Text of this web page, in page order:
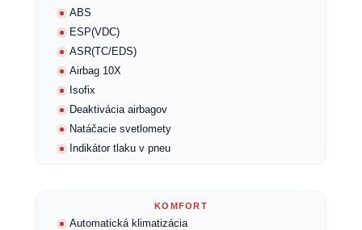
ABS
ESP(VDC)
ASR(TC/EDS)
Airbag 10X
Isofix
Deaktivácia airbagov
Natáčacie svetlomety
Indikátor tlaku v pneu
KOMFORT
Automatická klimatizácia